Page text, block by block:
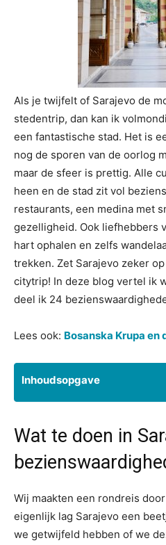
Als je twijfelt of Sarajevo de
stedentrip, dan kan ik
een fantastische stad. Het is
nog de sporen van de oorlog
maar de sfeer is prettig. Alle
heen en de stad zit vol
restaurants, een medina met
gezelligheid. Ook liefhebbers
hart ophalen en zelfs
trekken. Zet Sarajevo zeker
citytrip! In deze blog vertel ik
deel ik 24
Lees ook: Bosanska Krupa en
Inhoudsopgave
Wat te doen in
Wij maakten een rondreis
eigenlijk lag Sarajevo een
we getwijfeld hebben of we